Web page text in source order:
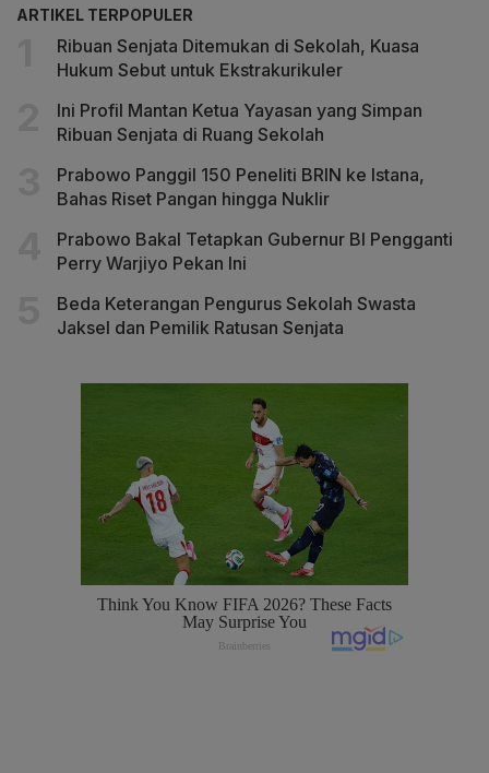
ARTIKEL TERPOPULER
Ribuan Senjata Ditemukan di Sekolah, Kuasa
Hukum Sebut untuk Ekstrakurikuler
Ini Profil Mantan Ketua Yayasan yang Simpan
Ribuan Senjata di Ruang Sekolah
Prabowo Panggil 150 Peneliti BRIN ke Istana,
Bahas Riset Pangan hingga Nuklir
Prabowo Bakal Tetapkan Gubernur BI Pengganti
Perry Warjiyo Pekan Ini
Beda Keterangan Pengurus Sekolah Swasta
Jaksel dan Pemilik Ratusan Senjata